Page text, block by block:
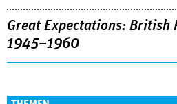
Great Expectations: British
1945–1960